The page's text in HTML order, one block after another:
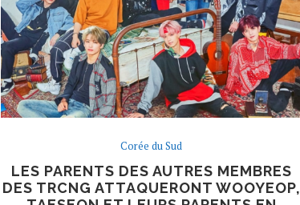
Corée du Sud
LES PARENTS DES AUTRES MEMBRES
DES TRCNG ATTAQUERONT WOOYEOP,